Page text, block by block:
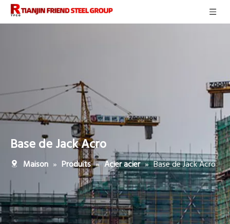
Base de Jack Acro
Maison » Produits » Acier acier » Base de Jack Acro